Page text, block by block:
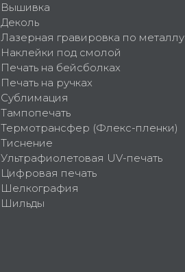
Вышивка
Деколь
Лазерная гравировка по металлу
Наклейки под смолой
Печать на бейсболках
Печать на ручках
Сублимация
Тампопечать
Термотрансфер (Флекс-пленки)
Тиснение
Ультрафиолетовая UV-печать
Цифровая печать
Шелкография
Шильды